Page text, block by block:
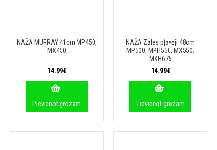
NAŽA MURRAY 41cm MP450,
MX450
14.99€
Pievienot grozam
NAŽA Zāles pļāvēji 48cm
MP500, MPH550, MX550,
MXH675
14.99€
Pievienot grozam